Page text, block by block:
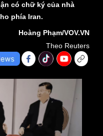
có chữ ký của nhà
phía Iran.
Hoàng Phạm/VOV.VN
Theo Reuters